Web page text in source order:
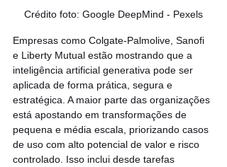
Crédito foto: Google DeepMind - Pexels
Empresas como Colgate-Palmolive, Sanofi
e Liberty Mutual estão mostrando que a
inteligência artificial generativa pode ser
aplicada de forma prática, segura e
estratégica. A maior parte das organizações
está apostando em transformações de
pequena e média escala, priorizando casos
de uso com alto potencial de valor e risco
controlado. Isso inclui desde tarefas